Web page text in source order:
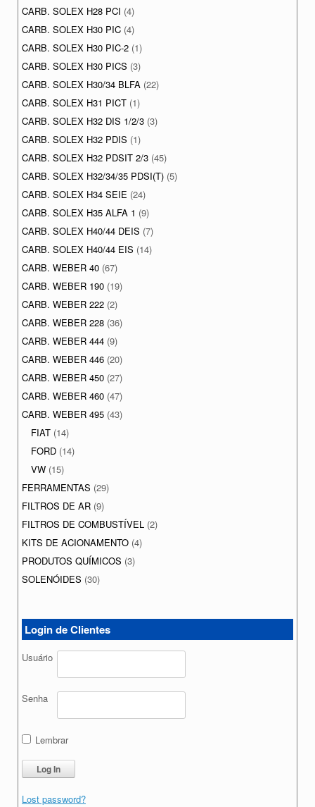
CARB. SOLEX H28 PCI (4)
CARB. SOLEX H30 PIC (4)
CARB. SOLEX H30 PIC-2 (1)
CARB. SOLEX H30 PICS (3)
CARB. SOLEX H30/34 BLFA (22)
CARB. SOLEX H31 PICT (1)
CARB. SOLEX H32 DIS 1/2/3 (3)
CARB. SOLEX H32 PDIS (1)
CARB. SOLEX H32 PDSIT 2/3 (45)
CARB. SOLEX H32/34/35 PDSI(T) (5)
CARB. SOLEX H34 SEIE (24)
CARB. SOLEX H35 ALFA 1 (9)
CARB. SOLEX H40/44 DEIS (7)
CARB. SOLEX H40/44 EIS (14)
CARB. WEBER 40 (67)
CARB. WEBER 190 (19)
CARB. WEBER 222 (2)
CARB. WEBER 228 (36)
CARB. WEBER 444 (9)
CARB. WEBER 446 (20)
CARB. WEBER 450 (27)
CARB. WEBER 460 (47)
CARB. WEBER 495 (43)
FIAT (14)
FORD (14)
VW (15)
FERRAMENTAS (29)
FILTROS DE AR (9)
FILTROS DE COMBUSTÍVEL (2)
KITS DE ACIONAMENTO (4)
PRODUTOS QUÍMICOS (3)
SOLENÓIDES (30)
Login de Clientes
Usuário
Senha
Lembrar
Lost password?